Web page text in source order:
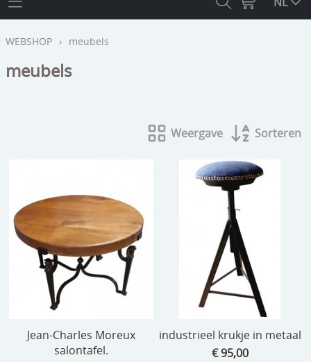
WEBSHOP
OUTLET
curiosa
schilderijen
porselein/aardewerk
juwelen/horloges/brillen
ets/tekening/litho/gravure
INFO
WEBSHOP › meubels
meubels
Weergave Sorteren
Jean-Charles Moreux
salontafel.
industrieel krukje in metaal
€ 95,00